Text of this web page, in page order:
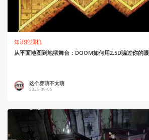
知识挖掘机
从平面地图到地狱舞台：DOOM如何用2.5D骗过你的
这个赛萌不太萌
2025-09-05